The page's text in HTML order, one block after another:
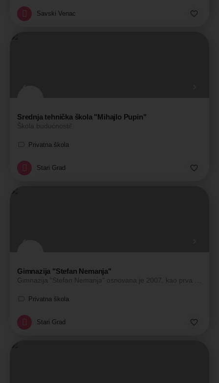
Savski Venac
Srednja tehnička škola "Mihajlo Pupin"
Škola budućnosti!
Privatna škola
Stari Grad
Gimnazija "Stefan Nemanja"
Privatna škola
Stari Grad